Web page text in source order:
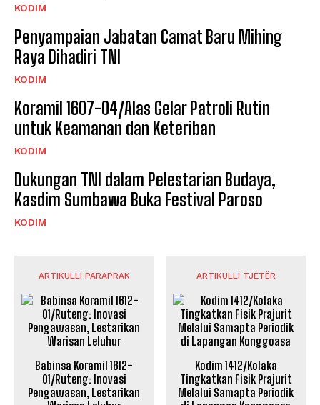
KODIM
Penyampaian Jabatan Camat Baru Mihing
Raya Dihadiri TNI
KODIM
Koramil 1607-04/Alas Gelar Patroli Rutin
untuk Keamanan dan Keteriban
KODIM
Dukungan TNI dalam Pelestarian Budaya,
Kasdim Sumbawa Buka Festival Paroso
KODIM
ARTIKULLI PARAPRAK
Babinsa Koramil 1612-
01/Ruteng: Inovasi
Pengawasan, Lestarikan
ARTIKULLI TJETËR
Kodim 1412/Kolaka
Tingkatkan Fisik Prajurit
Melalui Samapta Periodik